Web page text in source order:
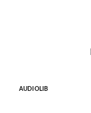
AUDIOLIB